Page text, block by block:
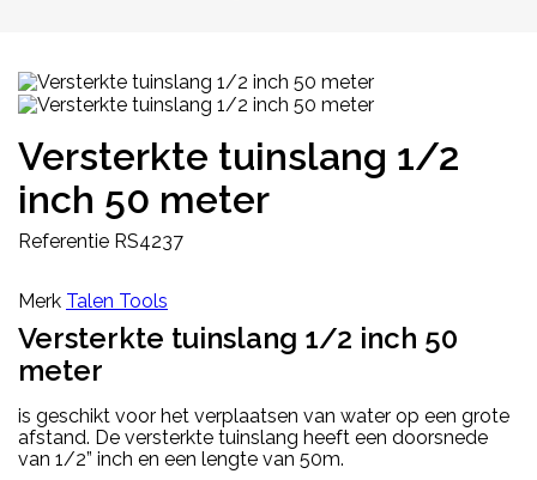
Versterkte tuinslang 1/2
inch 50 meter
Referentie RS4237
Merk Talen Tools
Versterkte tuinslang 1/2 inch 50
meter
is geschikt voor het verplaatsen van water op een grote
afstand. De versterkte tuinslang heeft een doorsnede
van 1/2” inch en een lengte van 50m.